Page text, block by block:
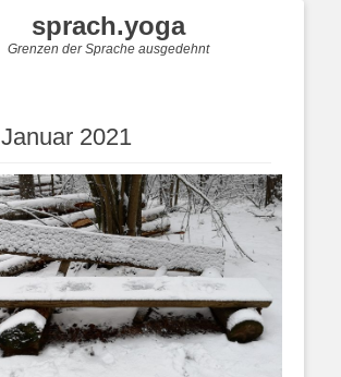
sprach.yoga
Grenzen der Sprache ausgedehnt
Januar 2021